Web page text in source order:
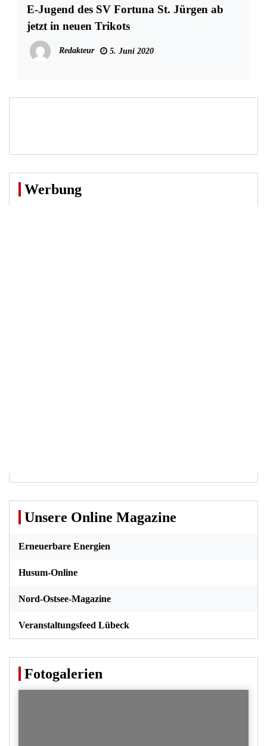
E-Jugend des SV Fortuna St. Jürgen ab
jetzt in neuen Trikots
Redakteur 5. Juni 2020
Werbung
Unsere Online Magazine
Erneuerbare Energien
Husum-Online
Nord-Ostsee-Magazine
Veranstaltungsfeed Lübeck
Fotogalerien